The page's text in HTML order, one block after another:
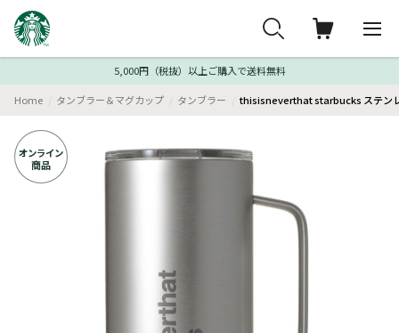
5,000円（税抜）以上ご購入で送料無料
Home タンブラー＆マグカップ タンブラー thisisneverthat starbucks ステン
オンライン
商品